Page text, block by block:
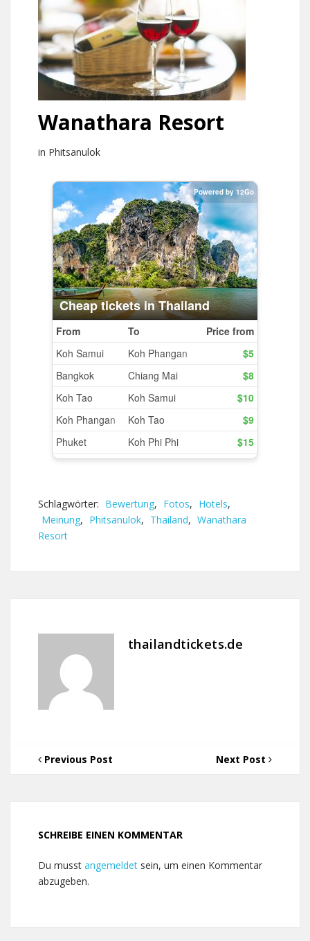
Wanathara Resort
in Phitsanulok
Schlagwörter: Bewertung, Fotos, Hotels,
Meinung, Phitsanulok, Thailand, Wanathara
Resort
thailandtickets.de
Previous Post Next Post
SCHREIBE EINEN KOMMENTAR
Du musst angemeldet sein, um einen Kommentar
abzugeben.